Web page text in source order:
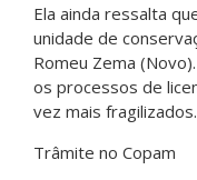
Ela ainda ressalta
unidade de
Romeu Zema
os processos de
vez mais fragilizados.
Trâmite no Copam